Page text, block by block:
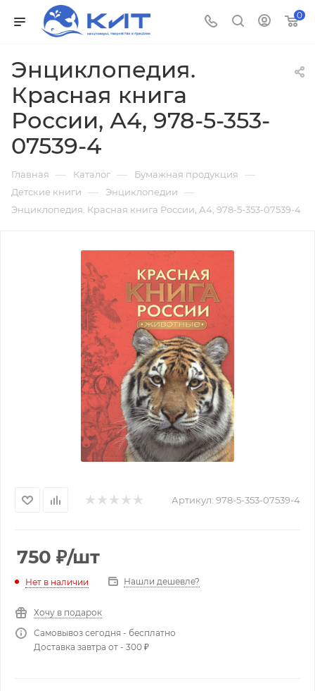
0
Энциклопедия.
Красная книга
России, А4, 978-5-353-
07539-4
Главная — Каталог — Бумажная продукция —
Детские книги — Энциклопедии —
Энциклопедия. Красная книга России, А4, 978-5-353-07539-4
Артикул: 978-5-353-07539-4
750 ₽/шт
Нет в наличии Нашли дешевле?
Хочу в подарок
Самовывоз сегодня - бесплатно
Доставка завтра от - 300 ₽